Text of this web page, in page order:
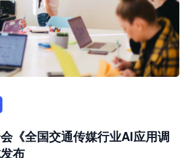
《全国交通传媒行业AI应用调
布